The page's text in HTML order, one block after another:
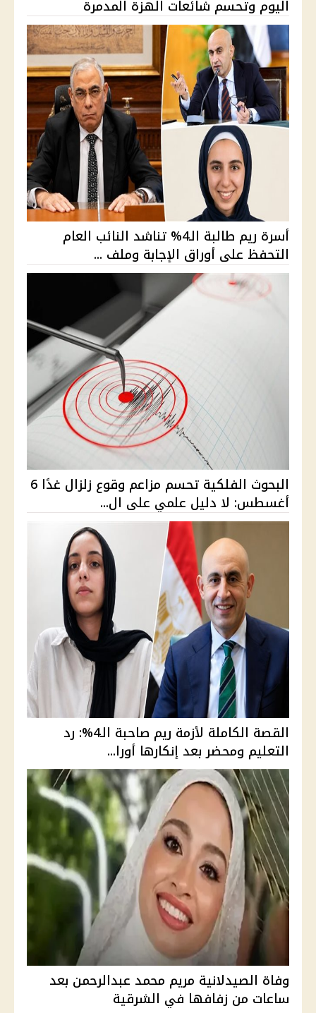
اليوم وتحسم شائعات الهزة المدمرة
أسرة ريم طالبة الـ4% تناشد النائب العام
التحفظ على أوراق الإجابة وملف ...
البحوث الفلكية تحسم مزاعم وقوع زلزال غدًا 6
أغسطس: لا دليل علمي على ال...
القصة الكاملة لأزمة ريم صاحبة الـ4%: رد
التعليم ومحضر بعد إنكارها أورا...
وفاة الصيدلانية مريم محمد عبدالرحمن بعد
ساعات من زفافها في الشرقية